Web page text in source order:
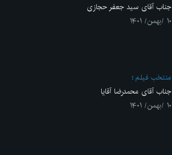
جناب آقای سید جعفر حجازی
۱۰ /بهمن/ ۱۴۰۱
منتخب فیلم
جناب آقای محمدرضا آقایا
۱۰ /بهمن/ ۱۴۰۱